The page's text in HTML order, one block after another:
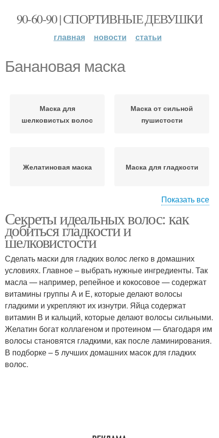
90-60-90 | СПОРТИВНЫЕ ДЕВУШКИ
главная новости статьи
Банановая маска
Маска для
шелковистых волос
Маска от сильной
пушистости
Желатиновая маска Маска для гладкости
Маски для волос Маска для лица
Маски для лица Антивозрастная маска
Маска для густоты Народные маски
Показать все
Секреты идеальных волос: как
добиться гладкости и
шелковистости
Сделать маски для гладких волос легко в домашних
условиях. Главное – выбрать нужные ингредиенты. Так
масла — например, репейное и кокосовое — содержат
витамины группы А и Е, которые делают волосы
гладкими и укрепляют их изнутри. Яйца содержат
витамин В и кальций, которые делают волосы сильными.
Желатин богат коллагеном и протеином — благодаря им
волосы становятся гладкими, как после ламинирования.
В подборке – 5 лучших домашних масок для гладких
волос.